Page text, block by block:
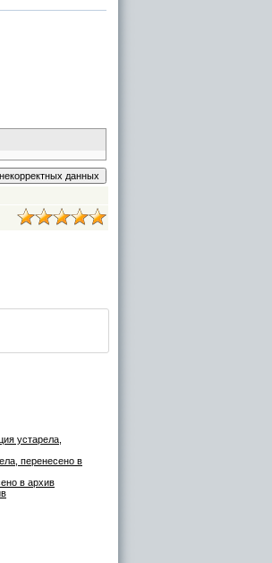
устарела,
перенесено в
в архив